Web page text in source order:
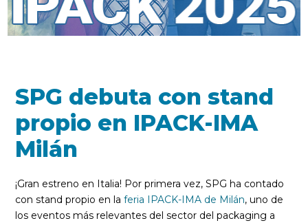
SPG debuta con stand
propio en IPACK-IMA
Milán
¡Gran estreno en Italia! Por primera vez, SPG ha contado
con stand propio en laferia IPACK-IMA de Milán, uno de
los eventos más relevantes del sector del packaging a